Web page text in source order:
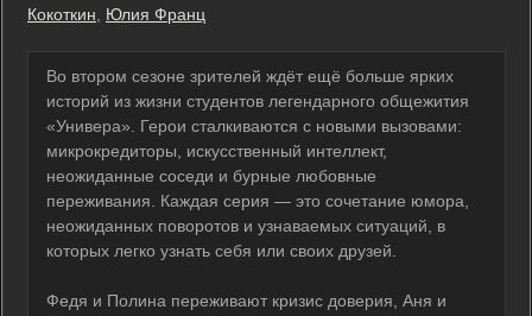
Кокоткин, Юлия Франц
Во втором сезоне зрителей ждёт ещё больше ярких
историй из жизни студентов легендарного общежития
«Универа». Герои сталкиваются с новыми вызовами:
микрокредиторы, искусственный интеллект,
неожиданные соседи и бурные любовные
переживания. Каждая серия — это сочетание юмора,
неожиданных поворотов и узнаваемых ситуаций, в
которых легко узнать себя или своих друзей.
Федя и Полина переживают кризис доверия, Аня и